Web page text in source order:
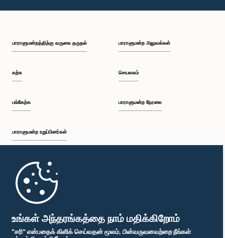
உங்கள் அந்தரங்கத்தை நாம் மதிக்கிறோம்
"சரி" என்பதைக் கிளிக் செய்வதன் மூலம், பின்வருவனவற்றை நீங்கள்
பாராளுமன்றத்திற்கு வருகை தருதல்
கற்க
பங்கேற்க
பாராளுமன்ற உறுப்பினர்கள்
முதற்பக்கம்
பாராளுமன்ற அலுவல்கள்
செயலகம்
பாராளுமன்ற நேரலை
பாராளுமன்ற கையடக்க செயலி